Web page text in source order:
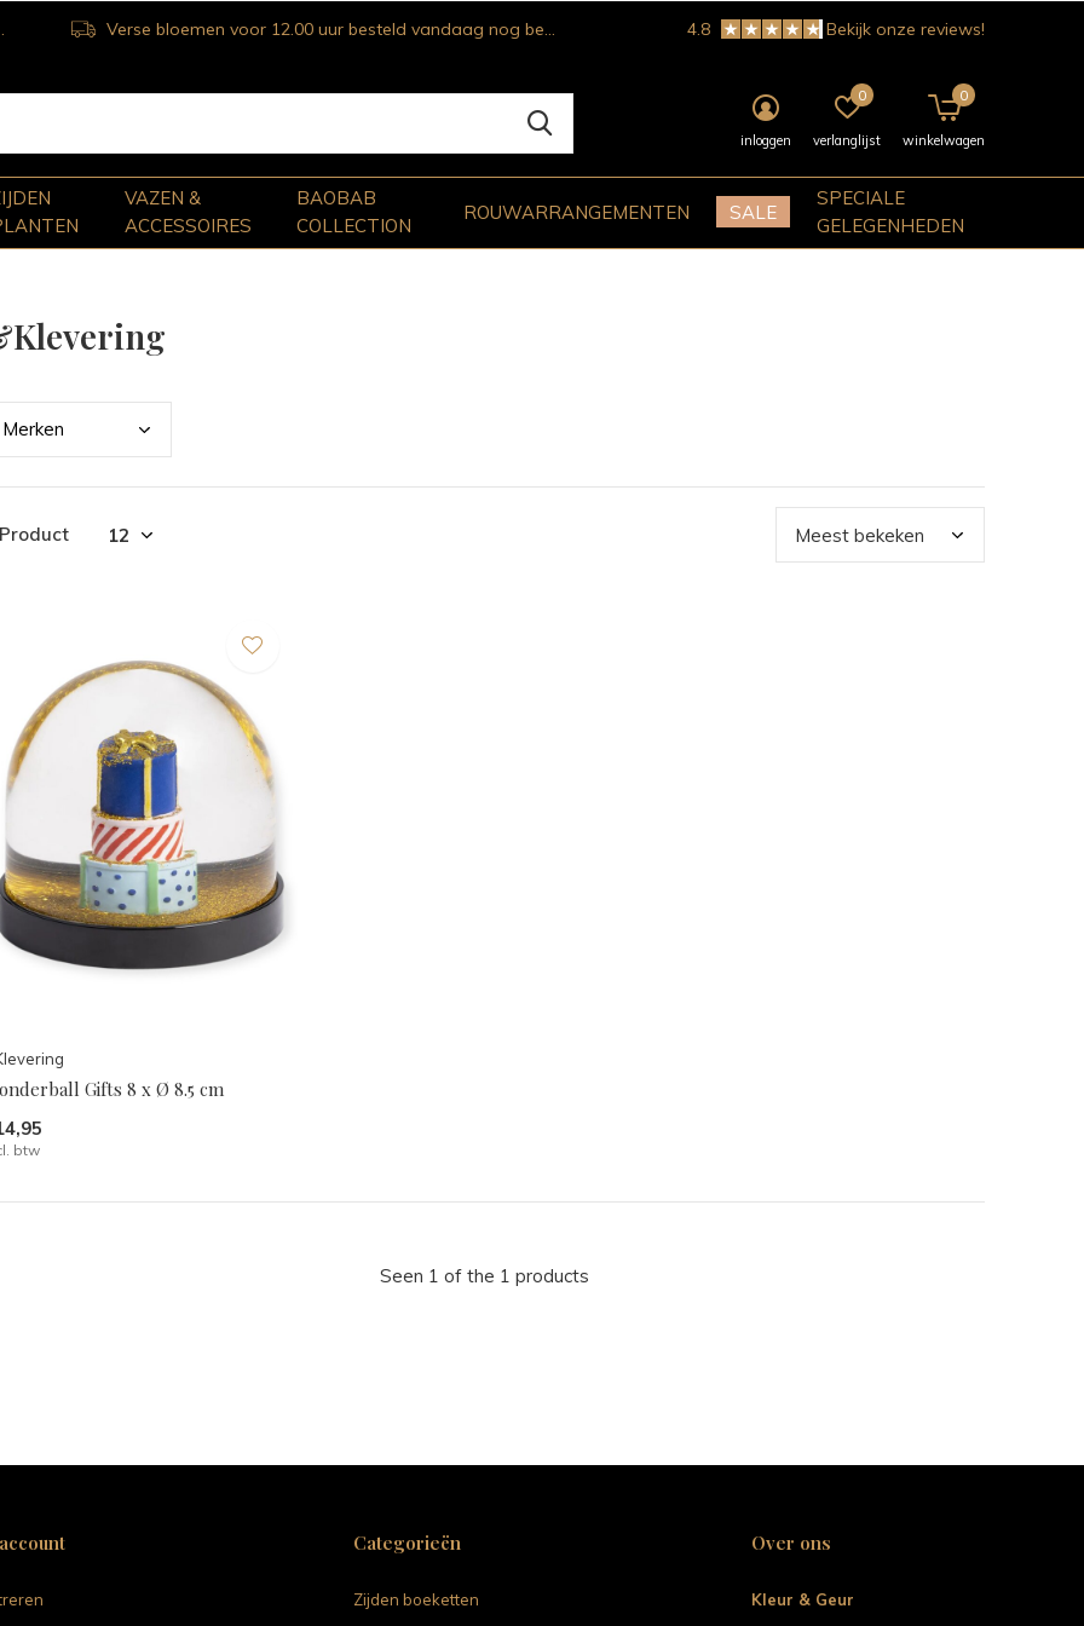
VAZEN &
ACCESSOIRES
BAOBAB
COLLECTION
ROUWARRANGEMENTEN SALE
SPECIALE
GELEGENHEDEN
inloggen verlanglijst
0
winkelwagen
0
Verse bloemen voor 12.00 uur besteld vandaag nog bezorgd! 4.8 Bekijk onze reviews!
Merken
Gifts 8 x Ø 8.5 cm
btw
Seen 1 of the 1 products
Categorieën
Zijden boeketten
Over ons
Kleur & Geur